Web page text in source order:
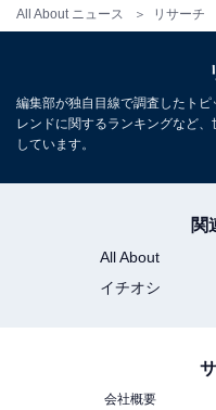
All About ニュース リサーチ
編集部が独自目線で調査したト
レンドに関するランキングなど
しています。
関
All About
イチオシ
会社概要